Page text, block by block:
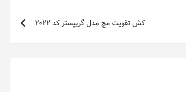
کش تقویت مچ مدل گریپستر کد 2022